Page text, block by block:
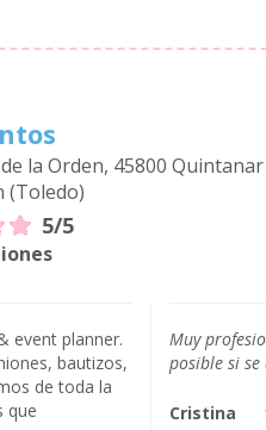
la Orden, 45800 Quintanar
(Toledo)
5/5
event planner.
bautizos,
de toda la
que
Muy
posible si
Cristina